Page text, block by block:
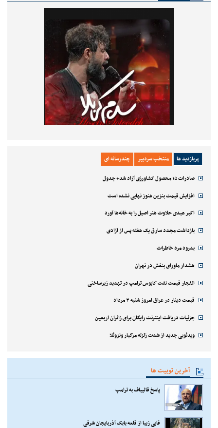
پربازدید ها منتخب سردبیر چندرسانه ای
صادرات ۱۵ محصول کشاورزی آزاد شد+ جدول
افزایش قیمت بنزین هنوز نهایی نشده است
اکبر عبدی حلاوت هنر اصیل را به خانه‌ها آورد
بازداشت مجدد سارق یک هفته پس از آزادی
بدرود مرد خاطرات
هشدار ماورای بنفش در تهران
انفجار قیمت نفت کابوس ترامپ در تهدید زیرساختی
قیمت دینار در عراق امروز شنبه ۳ مرداد
جزئیات دریافت اینترنت رایگان برای زائران اربعین
ویدئویی جدید از شدت زلزله مرگبار ونزوئلا
آخرین توییت ها
پاسخ قالیباف به ترامپ
قابی زیبا از قلعه بابک آذربایجان شرقی